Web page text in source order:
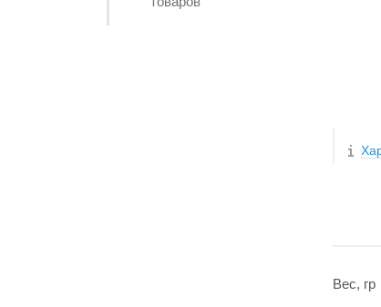
Вес, гр